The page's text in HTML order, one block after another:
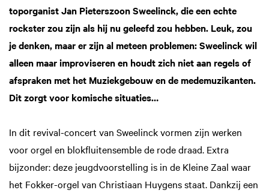
toporganist Jan Pieterszoon Sweelinck, die een echte
rockster zou zijn als hij nu geleefd zou hebben. Leuk, zou
je denken, maar er zijn al meteen problemen: Sweelinck wil
alleen maar improviseren en houdt zich niet aan regels of
afspraken met het Muziekgebouw en de medemuzikanten.
Dit zorgt voor komische situaties…
In dit revival-concert van Sweelinck vormen zijn werken
voor orgel en blokfluitensemble de rode draad. Extra
bijzonder: deze jeugdvoorstelling is in de Kleine Zaal waar
het Fokker-orgel van Christiaan Huygens staat. Dankzij een